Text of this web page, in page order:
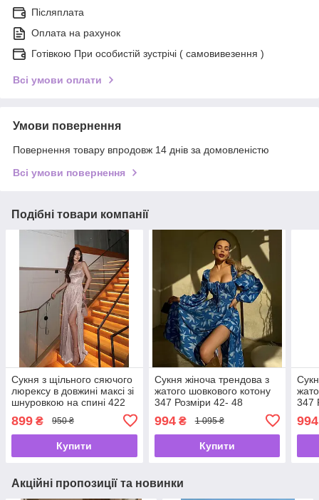
Післяплата
Оплата на рахунок
Готівкою При особистій зустрічі ( самовивезення )
Всі умови оплати
Умови повернення
Повернення товару впродовж 14 днів за домовленістю
Всі умови повернення
Подібні товари компанії
Сукня з щільного сяючого
люрексу в довжині максі зі
шнуровкою на спині 422
899 ₴ 950 ₴
Купити
Сукня жіноча трендова з
жатого шовкового котону
347 Розміри 42- 48
994₴ 1 095 ₴
Купити
347
994
Акційні пропозиції та новинки